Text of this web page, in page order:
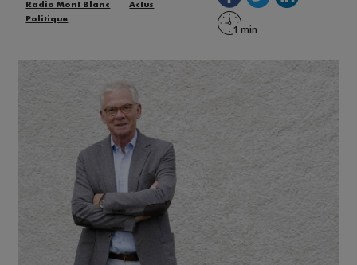
Radio Mont Blanc
Actus
Politique